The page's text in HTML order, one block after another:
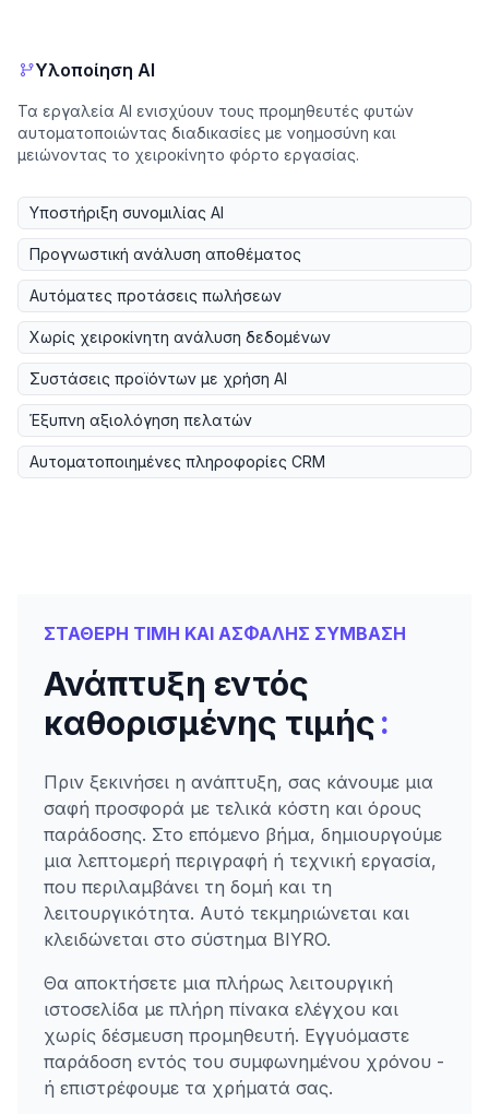
Υλοποίηση AI
Τα εργαλεία AI ενισχύουν τους προμηθευτές φυτών
αυτοματοποιώντας διαδικασίες με νοημοσύνη και
μειώνοντας το χειροκίνητο φόρτο εργασίας.
Υποστήριξη συνομιλίας AI
Προγνωστική ανάλυση αποθέματος
Αυτόματες προτάσεις πωλήσεων
Χωρίς χειροκίνητη ανάλυση δεδομένων
Συστάσεις προϊόντων με χρήση AI
Έξυπνη αξιολόγηση πελατών
Αυτοματοποιημένες πληροφορίες CRM
ΣΤΑΘΕΡΗ ΤΙΜΗ ΚΑΙ ΑΣΦΑΛΗΣ ΣΥΜΒΑΣΗ
Ανάπτυξη εντός
καθορισμένης τιμής:
Πριν ξεκινήσει η ανάπτυξη, σας κάνουμε μια
σαφή προσφορά με τελικά κόστη και όρους
παράδοσης. Στο επόμενο βήμα, δημιουργούμε
μια λεπτομερή περιγραφή ή τεχνική εργασία,
που περιλαμβάνει τη δομή και τη
λειτουργικότητα. Αυτό τεκμηριώνεται και
κλειδώνεται στο σύστημα BIYRO.
Θα αποκτήσετε μια πλήρως λειτουργική
ιστοσελίδα με πλήρη πίνακα ελέγχου και
χωρίς δέσμευση προμηθευτή. Εγγυόμαστε
παράδοση εντός του συμφωνημένου χρόνου -
ή επιστρέφουμε τα χρήματά σας.